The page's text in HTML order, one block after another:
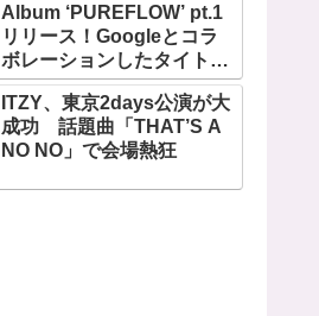
Album ‘PUREFLOW’ pt.1
リリース！Googleとコラ
ボレーションしたタイトル
曲「BOOMPALA」MVも公
開
ITZY、東京2days公演が大
成功 話題曲「THAT’S A
NO NO」で会場熱狂